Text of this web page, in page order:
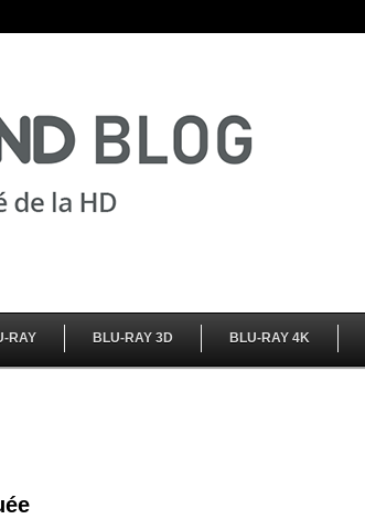
RAY BLU-RAY 3D BLU-RAY 4K